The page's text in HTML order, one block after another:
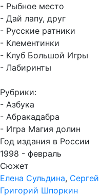
- Рыбное место
- Дай лапу, друг
- Русские ратники
- Клементинки
- Клуб Большой Игры
- Лабиринты
Рубрики:
- Азбука
- Абракадабра
- Игра Магия долин
Год издания в России
1998 - февраль
Сюжет
Елена Сульдина,
Григорий Шпоркин